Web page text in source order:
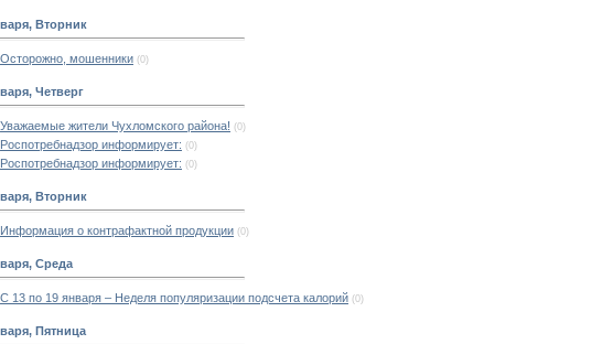
Вторник
Осторожно, мошенники (0)
Четверг
Уважаемые жители Чухломского района! (0)
Роспотребнадзор информирует: (0)
Роспотребнадзор информирует: (0)
Вторник
Информация о контрафактной продукции (0)
Среда
С 13 по 19 января – Неделя популяризации подсчета калорий (0)
Пятница